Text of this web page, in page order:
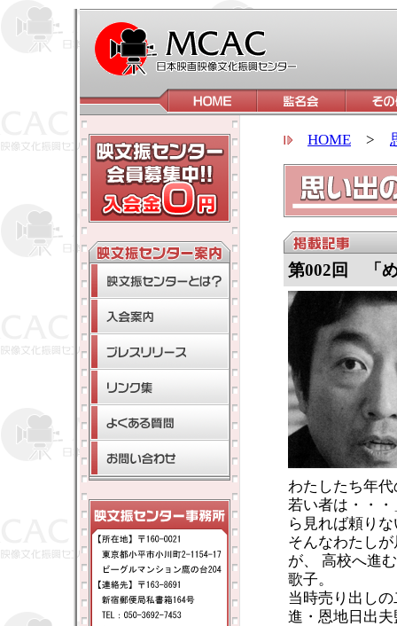
HOME >
第002回 「
わたしたち年
若い者は・・
ら見れば頼り
そんなわたし
が、 高校へ進
歌子。
当時売り出し
進・恩地日出